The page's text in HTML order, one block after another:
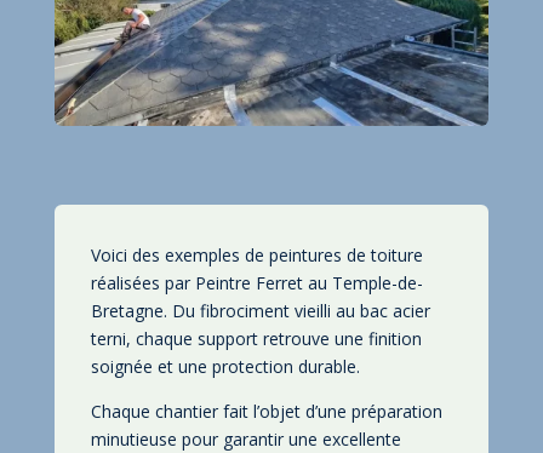
Voici des exemples de peintures de toiture
réalisées par Peintre Ferret au Temple-de-
Bretagne. Du fibrociment vieilli au bac acier
terni, chaque support retrouve une finition
soignée et une protection durable.
Chaque chantier fait l’objet d’une préparation
minutieuse pour garantir une excellente